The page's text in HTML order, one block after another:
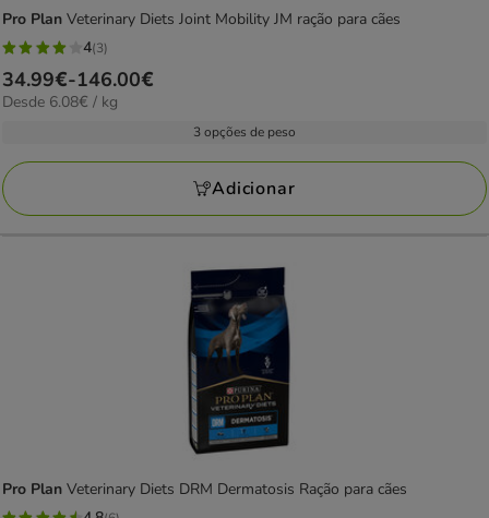
Pro Plan Veterinary Diets Joint Mobility JM ração para cães
4
estrelas
com
avaliações
4(3)
Preço
de
146.00€
34.99€-146.00€
6.08€
Desde 6.08€ / kg
3 opções de peso
Adicionar
Pro Plan Veterinary Diets DRM Dermatosis Ração para cães